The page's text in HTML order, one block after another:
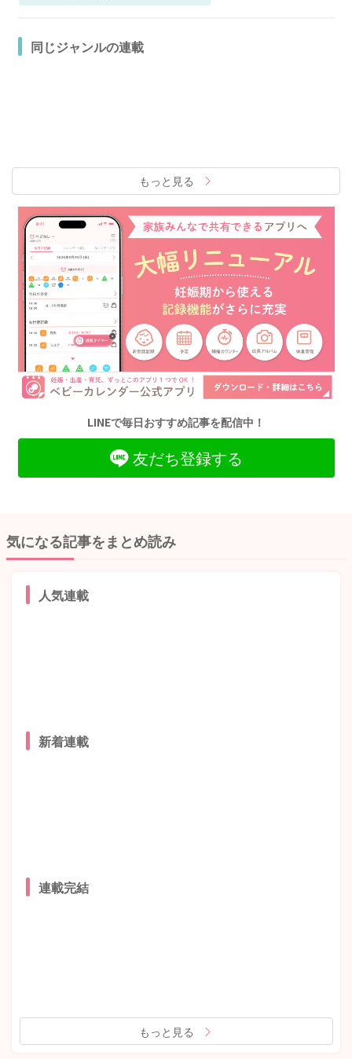
同じジャンルの連載
もっと見る
LINEで毎日おすすめ記事を配信中！
友だち登録する
気になる記事をまとめ読み
人気連載
新着連載
連載完結
もっと見る